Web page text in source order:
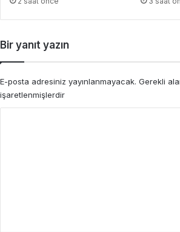
Bir yanıt yazın
E-posta adresiniz yayınlanmayacak. Gerekli
işaretlenmişlerdir